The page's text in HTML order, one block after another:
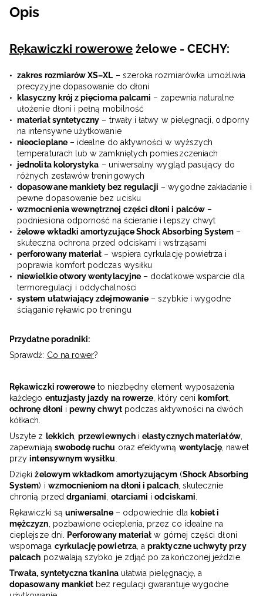
Opis
Rękawiczki rowerowe żelowe - CECHY:
zakres rozmiarów XS–XL – szeroka rozmiarówka umożliwia
precyzyjne dopasowanie do dłoni
klasyczny krój z pięcioma palcami – zapewnia naturalne
ułożenie dłoni i pełną mobilność
materiał syntetyczny – trwały i łatwy w pielęgnacji, odporny
na intensywne użytkowanie
nieocieplane– idealne do aktywności w wyższych
temperaturach lub w zamkniętych pomieszczeniach
jednolita kolorystyka – uniwersalny wygląd pasujący do
różnych zestawów treningowych
dopasowane mankiety bez regulacji – wygodne zakładanie i
pewne dopasowanie bez ucisku
wzmocnienia wewnętrznej części dłoni i palców–
podniesiona odporność na ścieranie i lepszy chwyt
żelowe wkładki amortyzujące Shock Absorbing System –
skuteczna ochrona przed odciskami i wstrząsami
perforowany materiał – wspiera cyrkulację powietrza i
poprawia komfort podczas wysiłku
niewielkie otwory wentylacyjne – dodatkowe wsparcie dla
termoregulacji i oddychalności
system ułatwiający zdejmowanie – szybkie i wygodne
ściąganie rękawic po treningu
Przydatne poradniki:
Sprawdź: Co na rower?
Rękawiczki rowerowe to niezbędny element wyposażenia
każdego entuzjasty jazdy na rowerze, który ceni komfort,
ochronę dłoni ipewny chwytpodczas aktywności na dwóch
kółkach.
Uszyte z lekkich,przewiewnychielastycznych materiałów,
zapewniają swobodę ruchu oraz efektywną wentylację, nawet
przyintensywnym wysiłku.
Dziękiżelowym wkładkom amortyzującym (Shock Absorbing
System) i wzmocnieniom na dłoni i palcach, skutecznie
chronią przed drganiami, otarciami iodciskami.
Rękawiczki są uniwersalne– odpowiednie dla kobiet i
mężczyzn, pozbawione ocieplenia, przez co idealne na
cieplejsze dni. Perforowany materiał w górnej części dłoni
wspomaga cyrkulację powietrza, apraktyczne uchwyty przy
palcach pozwalają szybko je zdjąć po zakończonej jeździe.
Trwała, syntetyczna tkaninaułatwia pielęgnację, a
dopasowany mankietbez regulacji gwarantuje wygodne